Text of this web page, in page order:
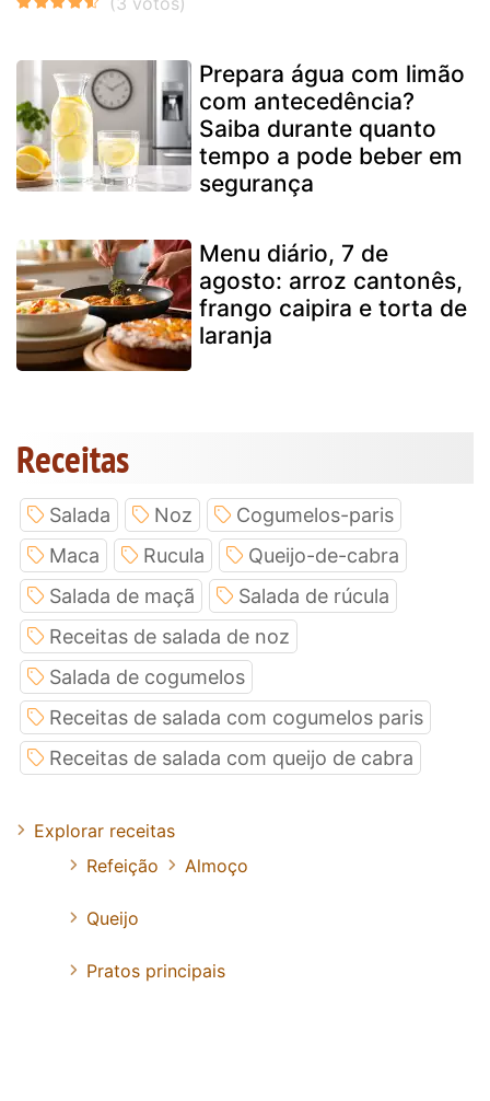
Prepara água com limão
com antecedência?
Saiba durante quanto
tempo a pode beber em
segurança
Menu diário, 7 de
agosto: arroz cantonês,
frango caipira e torta de
laranja
Receitas
Salada Noz
Cogumelos-paris
Maca
Rucula
Queijo-de-cabra
Salada de maçã
Salada de rúcula
Receitas de salada de noz
Salada de cogumelos
Receitas de salada com cogumelos paris
Receitas de salada com queijo de cabra
Explorar receitas
Refeição
Almoço
Queijo
Pratos principais